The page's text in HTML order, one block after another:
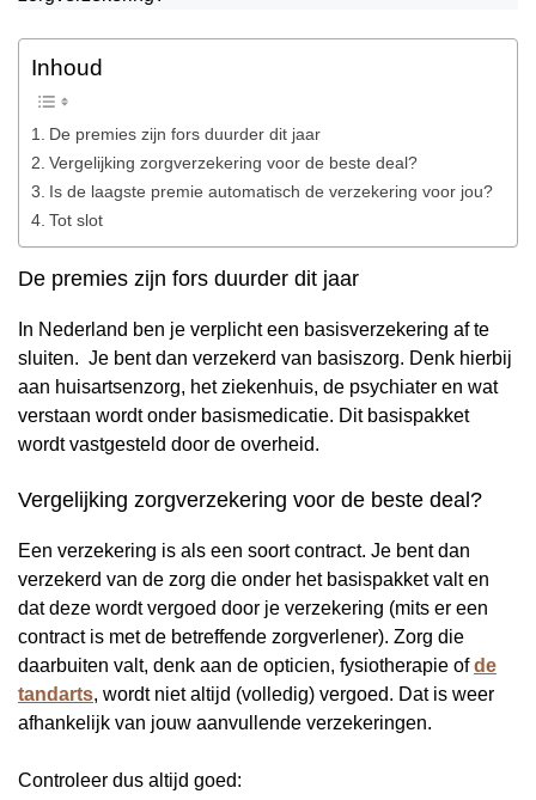
Inhoud
De premies zijn fors duurder dit jaar
Vergelijking zorgverzekering voor de beste deal?
Is de laagste premie automatisch de verzekering voor jou?
Tot slot
De premies zijn fors duurder dit jaar
In Nederland ben je verplicht een basisverzekering af te
sluiten. Je bent dan verzekerd van basiszorg. Denk hierbij
aan huisartsenzorg, het ziekenhuis, de psychiater en wat
verstaan wordt onder basismedicatie. Dit basispakket
wordt vastgesteld door de overheid.
Vergelijking zorgverzekering voor de beste deal?
Een verzekering is als een soort contract. Je bent dan
verzekerd van de zorg die onder het basispakket valt en
dat deze wordt vergoed door je verzekering (mits er een
contract is met de betreffende zorgverlener). Zorg die
daarbuiten valt, denk aan de opticien, fysiotherapie ofde
tandarts, wordt niet altijd (volledig) vergoed. Dat is weer
afhankelijk van jouw aanvullende verzekeringen.
Controleer dus altijd goed: